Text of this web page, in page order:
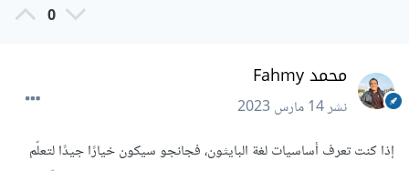
0
محمد Fahmy
نشر14 مارس 2023
إذا كنت تعرف أساسيات لغة البايثون، فجانجو سيكون خيارًا جيدًا لتعلّم